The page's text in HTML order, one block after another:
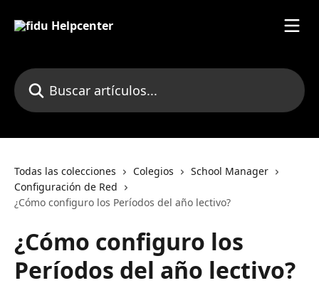
Buscar artículos...
Todas las colecciones Colegios
School Manager
Configuración de Red
¿Cómo configuro los Períodos del año lectivo?
¿Cómo configuro los
Períodos del año lectivo?